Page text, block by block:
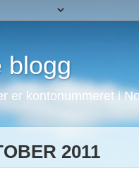
blogg
er kontonummeret i
2011